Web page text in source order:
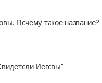
Почему такое название?
Иеговы”